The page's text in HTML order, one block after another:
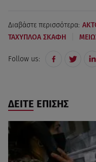
Διαβάστε περισσότερα:
ΤΑΧΥΠΛΟΑ ΣΚΑΦΗ
Follow us:
ΔΕΙΤΕ ΕΠΙΣΗΣ